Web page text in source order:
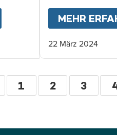
BEREITS AN
WAS ICH IN
MEHR
22 März 2024
SEITE
1 SEITE
2 SEITE
3